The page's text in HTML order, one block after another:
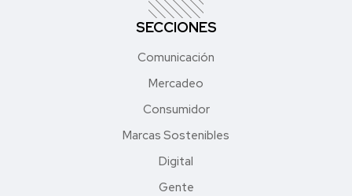
SECCIONES
Comunicación
Mercadeo
Consumidor
Marcas Sostenibles
Digital
Gente